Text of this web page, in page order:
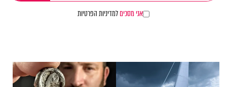
אני מסכיםלמדיניות הפרטיות